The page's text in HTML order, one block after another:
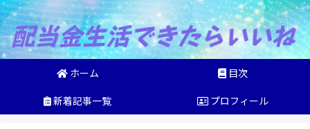
ホーム
目次
新着記事一覧
プロフィール